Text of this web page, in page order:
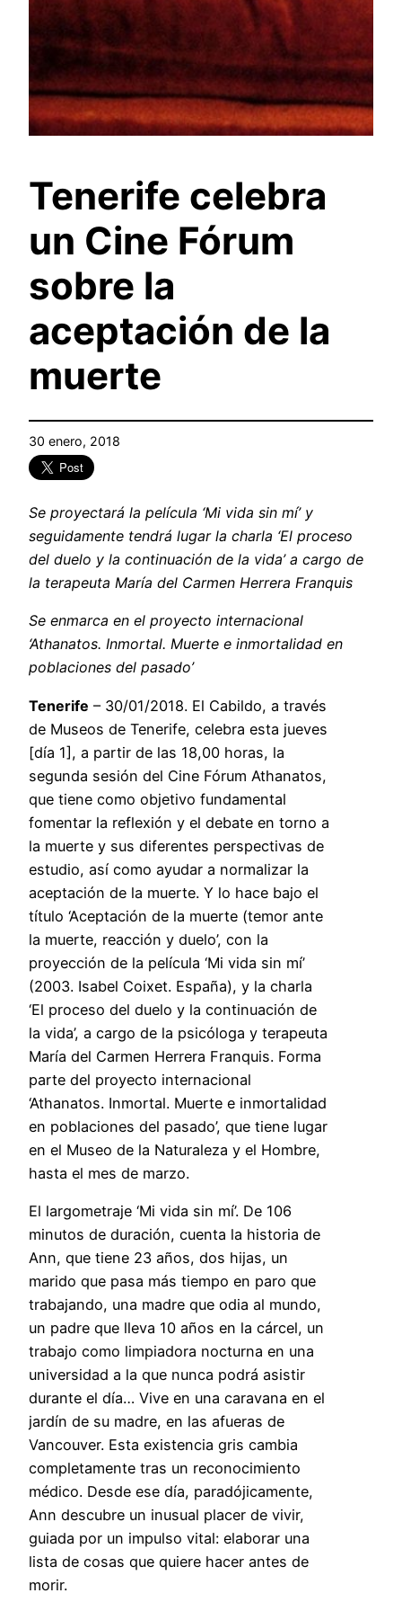
Tenerife celebra
un Cine Fórum
sobre la
aceptación de la
muerte
30 enero, 2018
Se proyectará la película ‘Mi vida sin mí’ y
seguidamente tendrá lugar la charla ‘El proceso
del duelo y la continuación de la vida’ a cargo de
la terapeuta María del Carmen Herrera Franquis
Se enmarca en el proyecto internacional
‘Athanatos. Inmortal. Muerte e inmortalidad en
poblaciones del pasado’
Tenerife – 30/01/2018. El Cabildo, a través
de Museos de Tenerife, celebra esta jueves
[día 1], a partir de las 18,00 horas, la
segunda sesión del Cine Fórum Athanatos,
que tiene como objetivo fundamental
fomentar la reflexión y el debate en torno a
la muerte y sus diferentes perspectivas de
estudio, así como ayudar a normalizar la
aceptación de la muerte. Y lo hace bajo el
título ‘Aceptación de la muerte (temor ante
la muerte, reacción y duelo’, con la
proyección de la película ‘Mi vida sin mí’
(2003. Isabel Coixet. España), y la charla
‘El proceso del duelo y la continuación de
la vida’, a cargo de la psicóloga y terapeuta
María del Carmen Herrera Franquis. Forma
parte del proyecto internacional
‘Athanatos. Inmortal. Muerte e inmortalidad
en poblaciones del pasado’, que tiene lugar
en el Museo de la Naturaleza y el Hombre,
hasta el mes de marzo.
El largometraje ‘Mi vida sin mí’. De 106
minutos de duración, cuenta la historia de
Ann, que tiene 23 años, dos hijas, un
marido que pasa más tiempo en paro que
trabajando, una madre que odia al mundo,
un padre que lleva 10 años en la cárcel, un
trabajo como limpiadora nocturna en una
universidad a la que nunca podrá asistir
durante el día… Vive en una caravana en el
jardín de su madre, en las afueras de
Vancouver. Esta existencia gris cambia
completamente tras un reconocimiento
médico. Desde ese día, paradójicamente,
Ann descubre un inusual placer de vivir,
guiada por un impulso vital: elaborar una
lista de cosas que quiere hacer antes de
morir.